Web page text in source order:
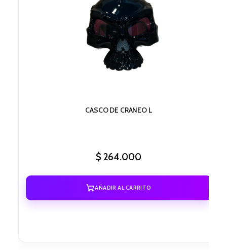
CASCO DE CRANEO L
$264.000
AÑADIR AL CARRITO